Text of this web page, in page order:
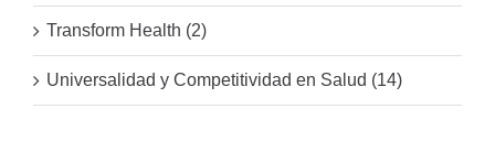
Transform Health (2)
Universalidad y Competitividad en Salud (14)